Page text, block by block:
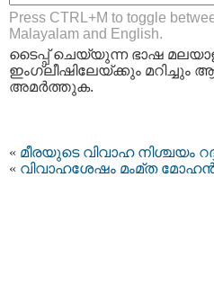
Press CTRL+M to toggle
Malayalam and English.
ടൈപ്പ്‌ ചെയ്യുന്ന ഭാഷ
ഇംഗ്ലീഷിലേയ്ക്കും മറിച്ചും
അമര്‍ത്തുക.
« മീരയുടെ വിവാഹ നിശ്ചയം
« വിവാഹശേഷം മം‌മ്ത